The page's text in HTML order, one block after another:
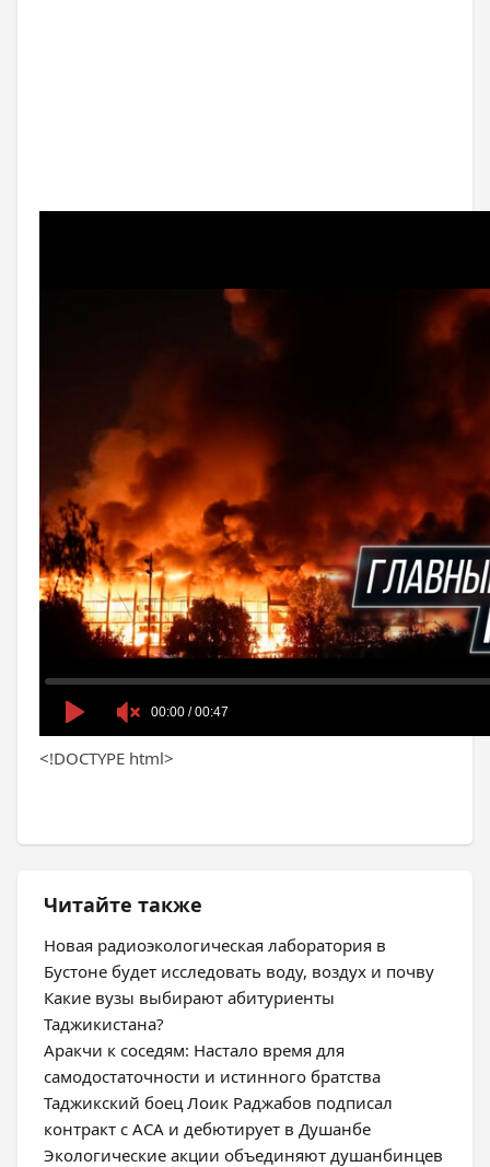
<!DOCTYPE html>
Читайте также
Новая радиоэкологическая лаборатория в
Бустоне будет исследовать воду, воздух и почву
Какие вузы выбирают абитуриенты
Таджикистана?
Аракчи к соседям: Настало время для
самодостаточности и истинного братства
Таджикский боец Лоик Раджабов подписал
контракт с ACA и дебютирует в Душанбе
Экологические акции объединяют душанбинцев